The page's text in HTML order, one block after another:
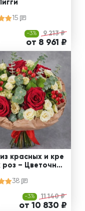
15
-3% 9 213 ₽
от 8 961 ₽
из красных и кре
роз – Цветочный
38
-3% 11 140 ₽
от 10 830 ₽